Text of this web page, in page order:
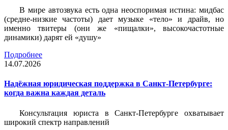
В мире автозвука есть одна неоспоримая истина: мидбас
(средне-низкие частоты) дает музыке «тело» и драйв, но
именно твитеры (они же «пищалки», высокочастотные
динамики) дарят ей «душу»
Подробнее
14.07.2026
Надёжная юридическая поддержка в Санкт-Петербурге:
когда важна каждая деталь
Консультация юриста в Санкт-Петербурге охватывает
широкий спектр направлений